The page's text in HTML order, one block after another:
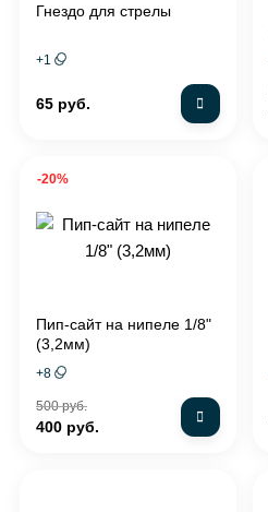
Гнездо для стрелы
+1
65 руб.
-20%
Пип-сайт на нипеле 1/8"
(3,2мм)
+8
500 руб.
400 руб.